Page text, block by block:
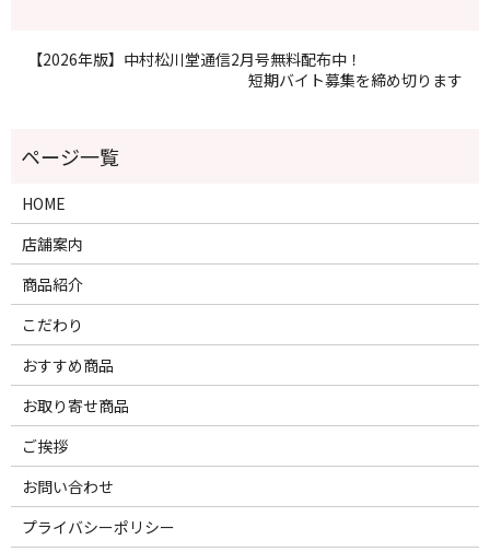
【2026年版】中村松川堂通信2月号無料配布中！
短期バイト募集を締め切ります
HOME
店舗案内
商品紹介
こだわり
おすすめ商品
お取り寄せ商品
ご挨拶
お問い合わせ
プライバシーポリシー